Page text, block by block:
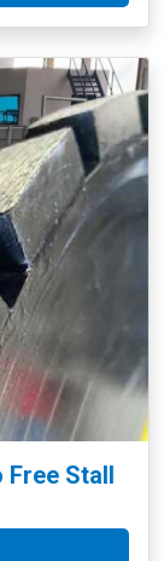
Free Stall